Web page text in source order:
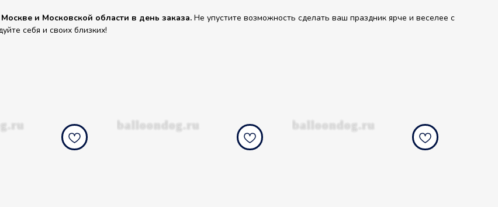
и Московской области в день заказа. Не упустите возможность сделать ваш праздник ярче и веселее с
себя и своих близких!
balloondog.ru balloondog.ru